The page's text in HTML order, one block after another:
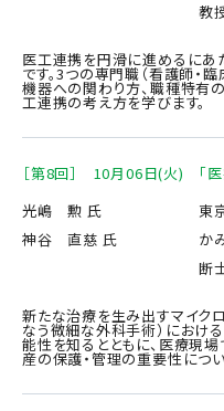
教
医工連携を円滑に進めるにあ
です。3つの専門職（看護師・
機器への関わり方、職種特有
工連携の考え方を学びます。
［第8回］ 10月06日(火) 「医
光嶋 勲 氏
東
神谷 直慈 氏
か
断
新たな治療を生み出すマイク
なう微細な外科手術）におけ
能性を知るとともに、医療現
産の保護・管理の重要性につい